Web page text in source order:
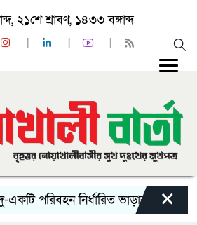
২১শে শ্রাবণ, ১৪৩৩ বঙ্গাব্দ
পরিবহন নির্ধারিত ভাড়ার চেয়েও কম×